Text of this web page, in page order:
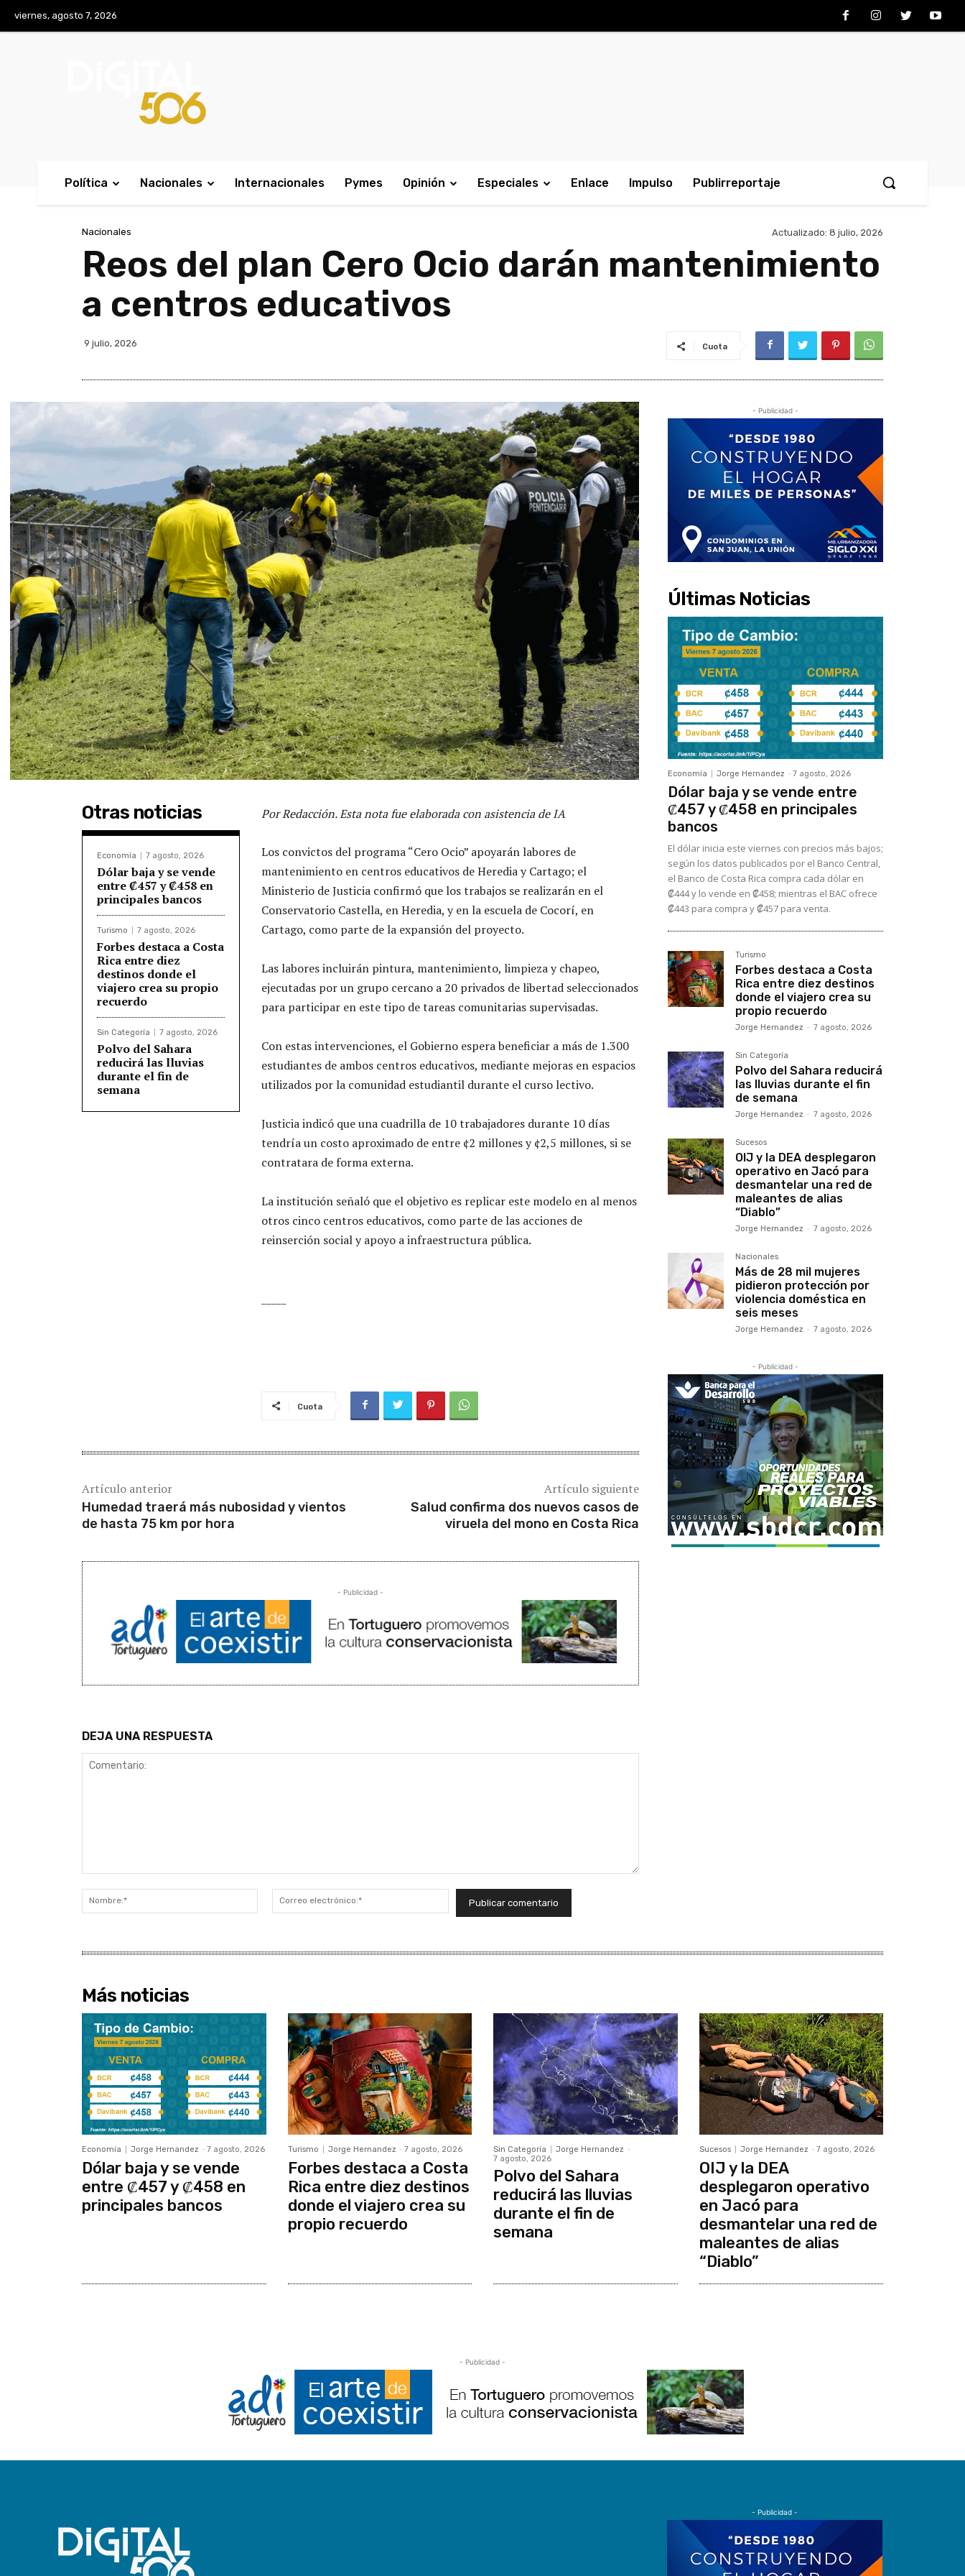
viernes, agosto 7, 2026
Política Nacionales Internacionales Pymes Opinión Especiales Enlace Impulso Publirreportaje
Nacionales Actualizado: 8 julio, 2026
Reos del plan Cero Ocio darán mantenimiento
a centros educativos
9 julio, 2026 Cuota
Otras noticias
Economía 7 agosto, 2026
Dólar baja y se vende
entre ₡457 y ₡458 en
principales bancos
Turismo 7 agosto, 2026
Forbes destaca a Costa
Rica entre diez
destinos donde el
viajero crea su propio
recuerdo
Sin Categoría 7 agosto, 2026
Polvo del Sahara
reducirá las lluvias
durante el fin de
semana
Por Redacción. Esta nota fue elaborada con asistencia de IA
Los convictos del programa “Cero Ocio” apoyarán labores de
mantenimiento en centros educativos de Heredia y Cartago; el
Ministerio de Justicia confirmó que los trabajos se realizarán en el
Conservatorio Castella, en Heredia, y en la escuela de Cocorí, en
Cartago, como parte de la expansión del proyecto.
Las labores incluirán pintura, mantenimiento, limpieza y chapeo,
ejecutadas por un grupo cercano a 20 privados de libertad seleccionados
para participar en este tipo de tareas comunitarias supervisadas.
Con estas intervenciones, el Gobierno espera beneficiar a más de 1.300
estudiantes de ambos centros educativos, mediante mejoras en espacios
utilizados por la comunidad estudiantil durante el curso lectivo.
Justicia indicó que una cuadrilla de 10 trabajadores durante 10 días
tendría un costo aproximado de entre ¢2 millones y ¢2,5 millones, si se
contratara de forma externa.
La institución señaló que el objetivo es replicar este modelo en al menos
otros cinco centros educativos, como parte de las acciones de
reinserción social y apoyo a infraestructura pública.
Cuota
Artículo anterior
Humedad traerá más nubosidad y vientos
de hasta 75 km por hora
Artículo siguiente
Salud confirma dos nuevos casos de
viruela del mono en Costa Rica
- Publicidad -
DEJA UNA RESPUESTA
Nombre:*
electrónico:*
- Publicidad -
Últimas Noticias
Economía Jorge Hernandez - 7 agosto, 2026
Dólar baja y se vende entre
₡457 y ₡458 en principales
bancos
El dólar inicia este viernes con precios más bajos;
según los datos publicados por el Banco Central,
el Banco de Costa Rica compra cada dólar en
₡444 y lo vende en ₡458; mientras el BAC ofrece
₡443 para compra y ₡457 para venta.
Turismo
Forbes destaca a Costa
Rica entre diez destinos
donde el viajero crea su
propio recuerdo
Jorge Hernandez - 7 agosto, 2026
Sin Categoría
Polvo del Sahara reducirá
las lluvias durante el fin
de semana
Jorge Hernandez - 7 agosto, 2026
Sucesos
OIJ y la DEA desplegaron
operativo en Jacó para
desmantelar una red de
maleantes de alias
“Diablo”
Jorge Hernandez - 7 agosto, 2026
Nacionales
Más de 28 mil mujeres
pidieron protección por
violencia doméstica en
seis meses
Jorge Hernandez - 7 agosto, 2026
- Publicidad -
Más noticias
Economía Jorge Hernandez - 7 agosto, 2026
Dólar baja y se vende
entre ₡457 y ₡458 en
principales bancos
Turismo Jorge Hernandez - 7 agosto, 2026
Forbes destaca a Costa
Rica entre diez destinos
donde el viajero crea su
propio recuerdo
Sin Categoría Jorge Hernandez -
7 agosto, 2026
Polvo del Sahara
reducirá las lluvias
durante el fin de
semana
Sucesos Jorge Hernandez - 7 agosto, 2026
OIJ y la DEA
desplegaron operativo
en Jacó para
desmantelar una red de
maleantes de alias
“Diablo”
- Publicidad -
- Publicidad -